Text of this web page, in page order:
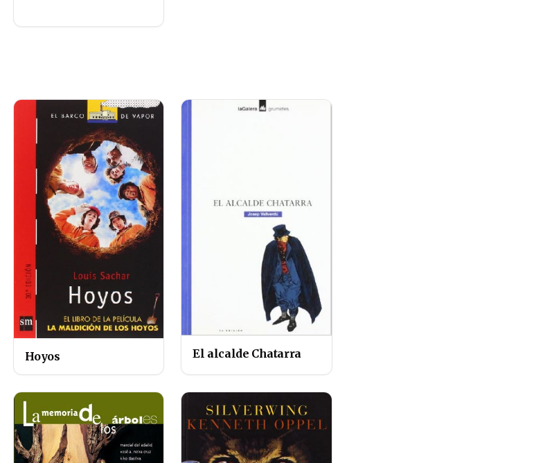
Hoyos El alcalde Chatarra